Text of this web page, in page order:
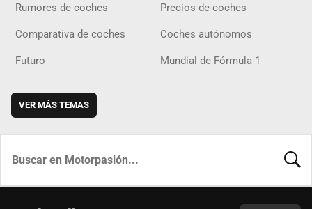
Rumores de coches Precios de coches
Comparativa de coches Coches autónomos
Futuro Mundial de Fórmula 1
VER MÁS TEMAS